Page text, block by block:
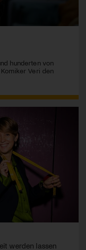
hunderten von
Veri den
werden lassen